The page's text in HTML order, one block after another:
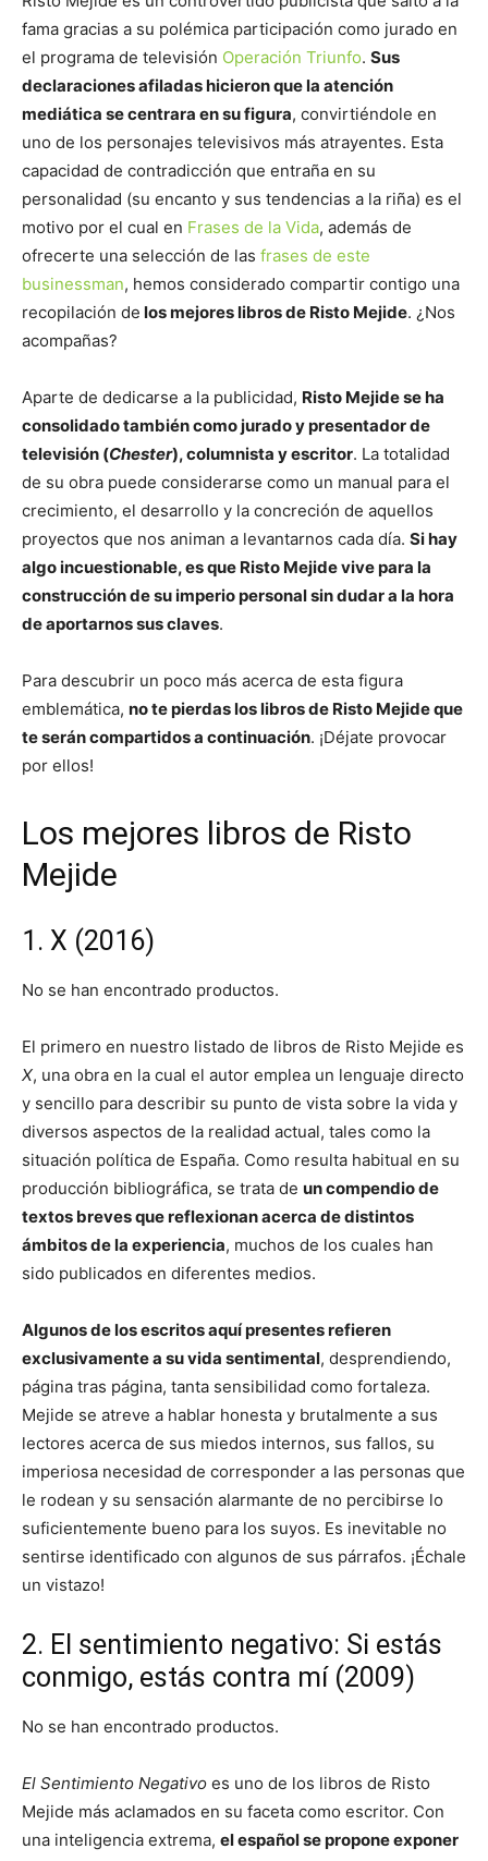
fama gracias a su polémica participación como jurado en
el programa de televisión Operación Triunfo. Sus
declaraciones afiladas hicieron que la atención
mediática se centrara en su figura, convirtiéndole en
uno de los personajes televisivos más atrayentes. Esta
capacidad de contradicción que entraña en su
personalidad (su encanto y sus tendencias a la riña) es el
motivo por el cual en Frases de la Vida, además de
ofrecerte una selección de las frases de este
businessman, hemos considerado compartir contigo una
recopilación de los mejores libros de Risto Mejide. ¿Nos
acompañas?
Aparte de dedicarse a la publicidad, Risto Mejide se ha
consolidado también como jurado y presentador de
televisión (Chester), columnista y escritor. La totalidad
de su obra puede considerarse como un manual para el
crecimiento, el desarrollo y la concreción de aquellos
proyectos que nos animan a levantarnos cada día. Si hay
algo incuestionable, es que Risto Mejide vive para la
construcción de su imperio personal sin dudar a la hora
de aportarnos sus claves.
Para descubrir un poco más acerca de esta figura
emblemática, no te pierdas los libros de Risto Mejide que
te serán compartidos a continuación. ¡Déjate provocar
por ellos!
Los mejores libros de Risto
Mejide
1. X (2016)
No se han encontrado productos.
El primero en nuestro listado de libros de Risto Mejide es
X, una obra en la cual el autor emplea un lenguaje directo
y sencillo para describir su punto de vista sobre la vida y
diversos aspectos de la realidad actual, tales como la
situación política de España. Como resulta habitual en su
producción bibliográfica, se trata de un compendio de
textos breves que reflexionan acerca de distintos
ámbitos de la experiencia, muchos de los cuales han
sido publicados en diferentes medios.
Algunos de los escritos aquí presentes refieren
exclusivamente a su vida sentimental, desprendiendo,
página tras página, tanta sensibilidad como fortaleza.
Mejide se atreve a hablar honesta y brutalmente a sus
lectores acerca de sus miedos internos, sus fallos, su
imperiosa necesidad de corresponder a las personas que
le rodean y su sensación alarmante de no percibirse lo
suficientemente bueno para los suyos. Es inevitable no
sentirse identificado con algunos de sus párrafos. ¡Échale
un vistazo!
2. El sentimiento negativo: Si estás
conmigo, estás contra mí (2009)
No se han encontrado productos.
El Sentimiento Negativo es uno de los libros de Risto
Mejide más aclamados en su faceta como escritor. Con
una inteligencia extrema, el español se propone exponer